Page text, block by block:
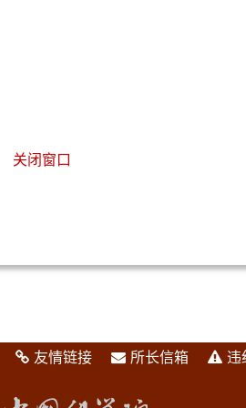
关闭窗口
友情链接 所长信箱 违